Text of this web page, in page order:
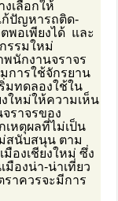
เลือกให้
ก้ปัญหารถติด-
พอเพียงได้ และ
รรมใหม่
นักงานจราจร
การใช้จักรยาน
มทดลองใช้ใน
งใหม่ให้ความเห็น
ราจรของ
เหตุผลที่ไม่เป็น
สนับสนุน ตาม
องเชียงใหม่ ซึ่ง
มืองน่า-น่าเที่ยว
าควรจะมีการ